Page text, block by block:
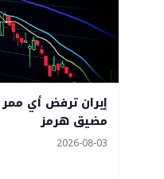
إيران ترفض أي ممر
مضيق هرمز
2026-08-03